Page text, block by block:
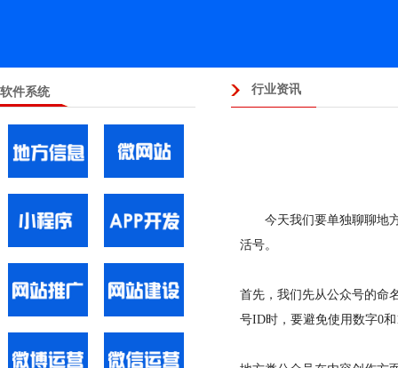
软件系统 行业资讯
今天我们要单独聊聊地
活号。
首先，我们先从公众号的命
号ID时，要避免使用数字0